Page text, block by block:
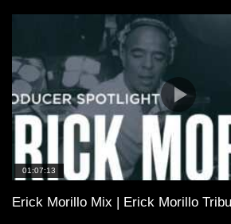
01:07:13
Erick Morillo Mix | Erick Morillo